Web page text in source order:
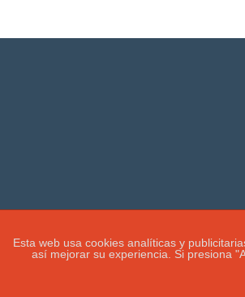
Esta web usa cookies analíticas y
así mejorar su experiencia. Si presiona